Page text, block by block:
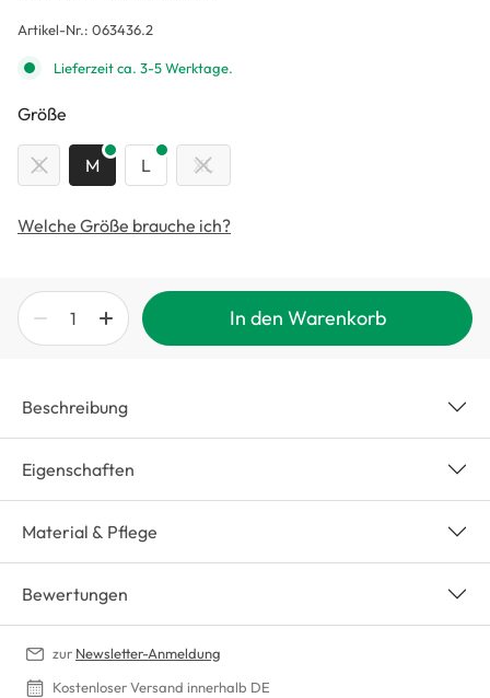
Artikel-Nr.: 063436.2
Lieferzeit ca. 3-5 Werktage.
Größe
S M L XL
Welche Größe brauche ich?
In den Warenkorb
Beschreibung
Eigenschaften
Material & Pflege
Bewertungen
zur Newsletter-Anmeldung
Kostenloser Versand innerhalb DE